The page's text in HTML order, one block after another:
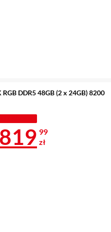
DDR5 48GB (2 x 24GB) 8200
2
99
zł